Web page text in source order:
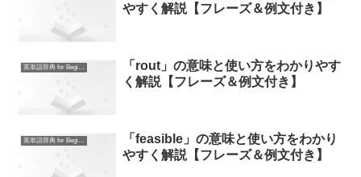
やすく解説【フレーズ＆例文付き】
英単語辞典 for Beginners
「rout」の意味と使い方をわかりやす
く解説【フレーズ＆例文付き】
英単語辞典 for Beginners
「feasible」の意味と使い方をわかり
やすく解説【フレーズ＆例文付き】